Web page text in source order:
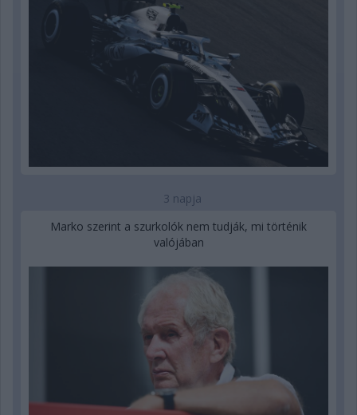
3 napja
Marko szerint a szurkolók nem tudják, mi történik
valójában